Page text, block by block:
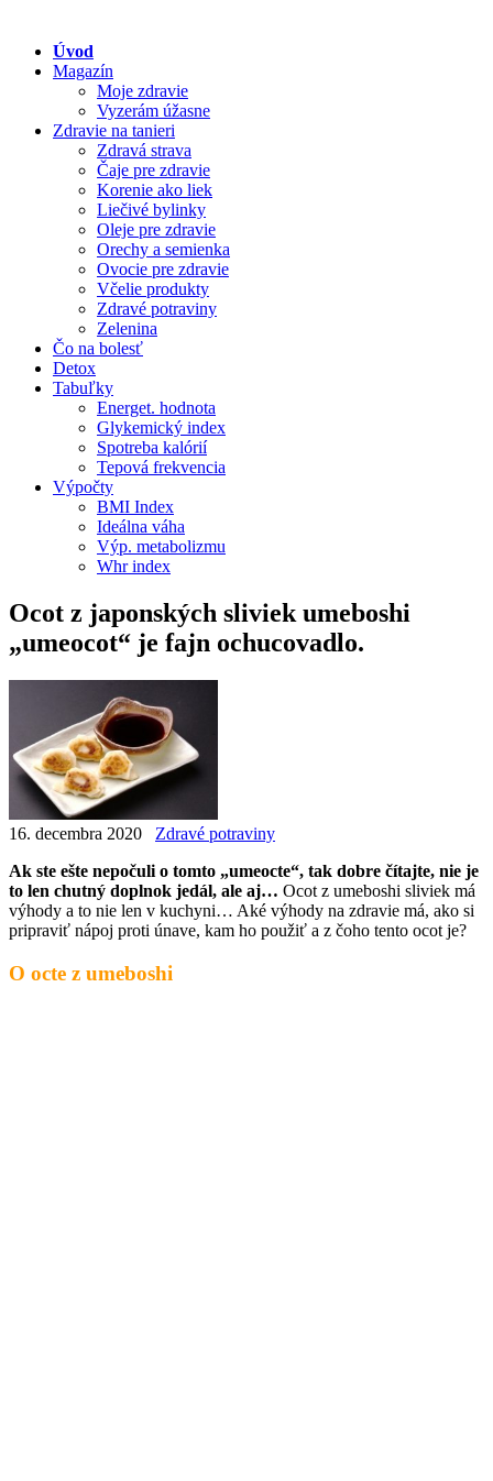
Úvod
Magazín
Moje zdravie
Vyzerám úžasne
Zdravie na tanieri
Zdravá strava
Čaje pre zdravie
Korenie ako liek
Liečivé bylinky
Oleje pre zdravie
Orechy a semienka
Ovocie pre zdravie
Včelie produkty
Zdravé potraviny
Zelenina
Čo na bolesť
Detox
Tabuľky
Energet. hodnota
Glykemický index
Spotreba kalórií
Tepová frekvencia
Výpočty
BMI Index
Ideálna váha
Výp. metabolizmu
Whr index
Ocot z japonských sliviek umeboshi
„umeocot“ je fajn ochucovadlo.
16. decembra 2020
Zdravé potraviny
Ak ste ešte nepočuli o tomto „umeocte“, tak dobre čítajte, nie je
to len chutný doplnok jedál, ale aj… Ocot z umeboshi sliviek má
výhody a to nie len v kuchyni… Aké výhody na zdravie má, ako si
pripraviť nápoj proti únave, kam ho použiť a z čoho tento ocot je?
O octe z umeboshi